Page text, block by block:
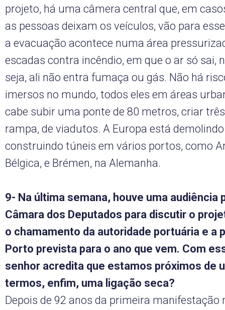
projeto, há uma câmera central que, em
as pessoas deixam os veículos, vão para
a evacuação acontece numa área
escadas contra incêndio, em que o ar só sai,
seja, ali não entra fumaça ou gás. Não há
imersos no mundo, todos eles em áreas
cabe subir uma ponte de 80 metros, criar
rampa, de viadutos. A Europa está
construindo túneis em vários portos, como
Bélgica, e Brémen, na Alemanha.
9- Na última semana, houve uma audiência
Câmara dos Deputados para discutir o
o chamamento da autoridade portuária e a
Porto prevista para o ano que vem. Com
senhor acredita que estamos próximos de
termos, enfim, uma ligação seca?
Depois de 92 anos da primeira manifestação